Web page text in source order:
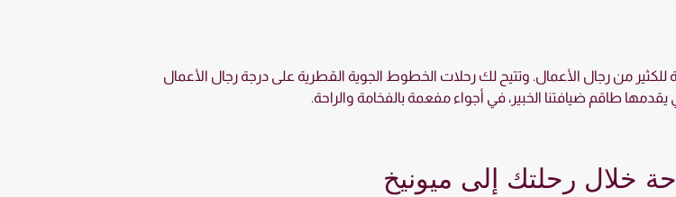
للكثير من رجال الأعمال. وتتيح لك رحلات الخطوط الجوية القطرية على درجة رجال الأعمال
طاقم ضيافتنا الخبير، في أجواء مفعمة بالفخامة والراحة.
خلال رحلتك إلى ميونيخ